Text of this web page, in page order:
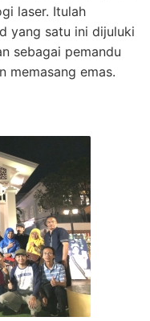
laser. Itulah
yang satu ini dijuluki
sebagai pemandu
memasang emas.